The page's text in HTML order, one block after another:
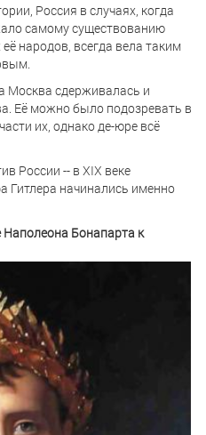
Россия в случаях, когда
самому существованию
народов, всегда вела таким
Москва сдерживалась и
Её можно было подозревать в
их, однако де-юре всё
России -- в XIX веке
Гитлера начинались именно
Бонапарта к